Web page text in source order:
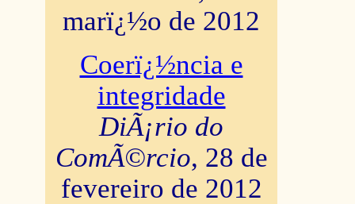
marï¿½o de 2012
Coerï¿½ncia e
integridade
DiÃ¡rio do
ComÃ©rcio, 28 de
fevereiro de 2012